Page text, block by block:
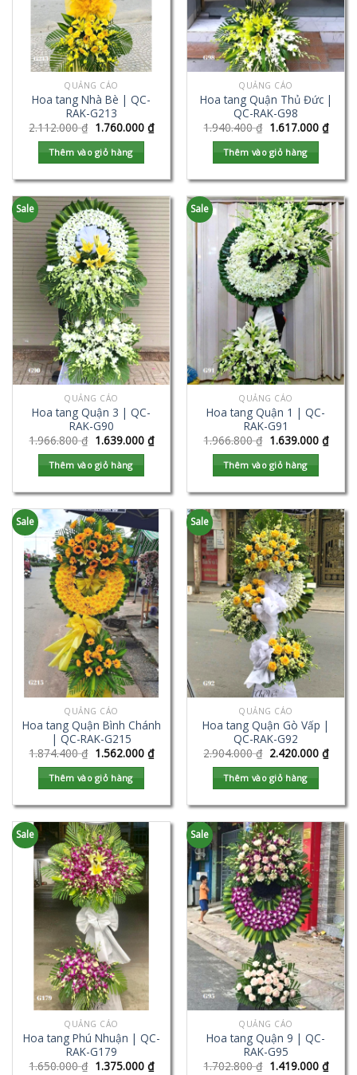
QUẢNG CÁO
Hoa tang Nhà Bè | QC-
RAK-G213
2.112.000₫ 1.760.000 ₫
Thêm vào giỏ hàng
QUẢNG CÁO
Hoa tang Quận Thủ Đức |
QC-RAK-G98
1.940.400₫ 1.617.000 ₫
Thêm vào giỏ hàng
Sale
QUẢNG CÁO
Hoa tang Quận 3 | QC-
RAK-G90
1.966.800₫ 1.639.000 ₫
Thêm vào giỏ hàng
Sale
QUẢNG CÁO
Hoa tang Quận 1 | QC-
RAK-G91
1.966.800₫ 1.639.000 ₫
Thêm vào giỏ hàng
Sale
QUẢNG CÁO
Hoa tang Quận Bình Chánh
| QC-RAK-G215
1.874.400₫ 1.562.000 ₫
Thêm vào giỏ hàng
Sale
QUẢNG CÁO
Hoa tang Quận Gò Vấp |
QC-RAK-G92
2.904.000₫ 2.420.000 ₫
Thêm vào giỏ hàng
Sale
QUẢNG CÁO
Hoa tang Phú Nhuận | QC-
RAK-G179
1.650.000₫ 1.375.000 ₫
Sale
QUẢNG CÁO
Hoa tang Quận 9 | QC-
RAK-G95
1.702.800₫ 1.419.000 ₫